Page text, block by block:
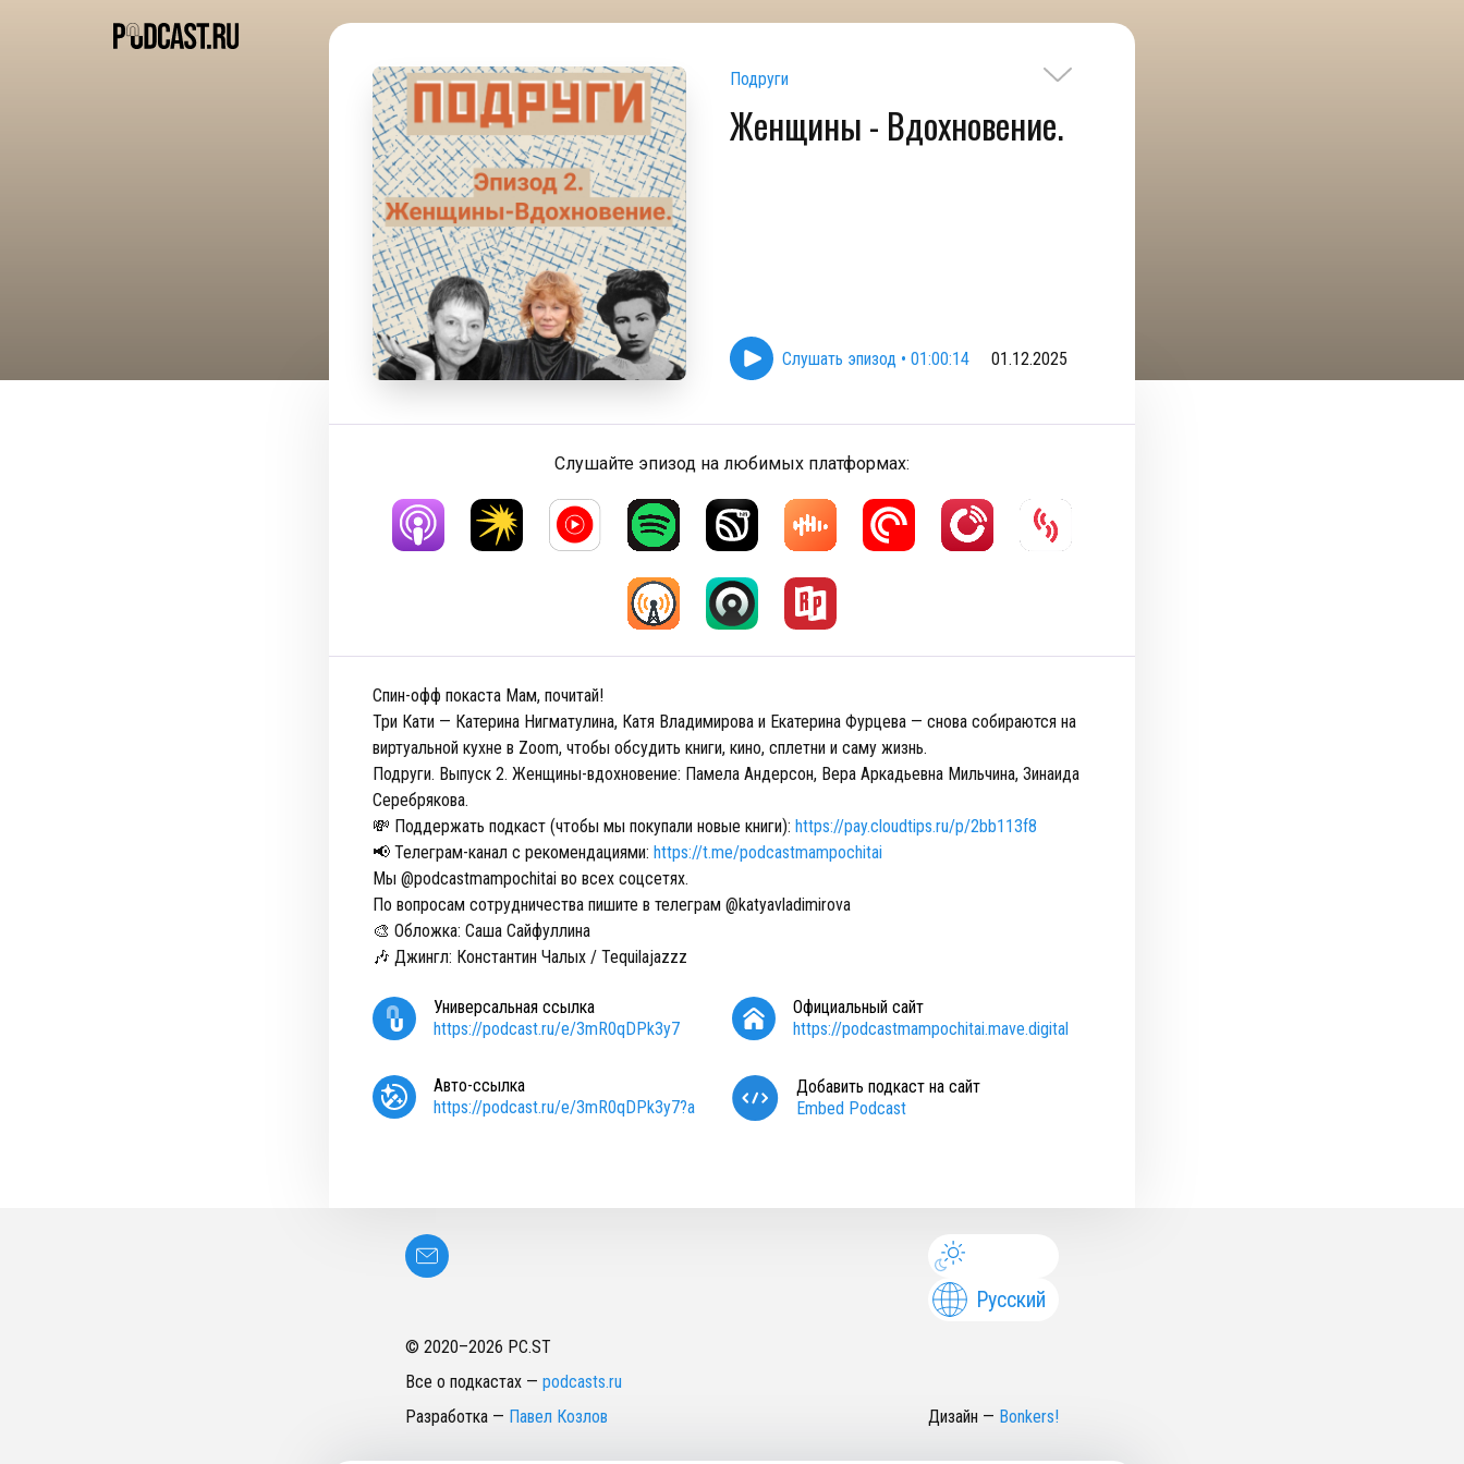
Подруги
Женщины - Вдохновение.
Слушать эпизод • 01:00:14 01.12.2025
Слушайте эпизод на любимых платформах:
Спин-офф покаста Мам, почитай!
Три Кати — Катерина Нигматулина, Катя Владимирова и Екатерина Фурцева — снова собираются на
виртуальной кухне в Zoom, чтобы обсудить книги, кино, сплетни и саму жизнь.
Подруги. Выпуск 2. Женщины-вдохновение: Памела Андерсон, Вера Аркадьевна Мильчина, Зинаида
Серебрякова.
💸 Поддержать подкаст (чтобы мы покупали новые книги): https://pay.cloudtips.ru/p/2bb113f8
📢 Телеграм-канал с рекомендациями: https://t.me/podcastmampochitai
Мы @podcastmampochitai во всех соцсетях.
По вопросам сотрудничества пишите в телеграм @katyavladimirova
🎨 Обложка: Саша Сайфуллина
🎶 Джингл: Константин Чалых / Tequilajazzz
Универсальная ссылка
https://podcast.ru/e/3mR0qDPk3y7
Официальный сайт
https://podcastmampochitai.mave.digital
Авто-ссылка
https://podcast.ru/e/3mR0qDPk3y7?a
Добавить подкаст на сайт
Embed Podcast
Русский
© 2020–2026 PC.ST
Все о подкастах — podcasts.ru
Разработка — Павел Козлов Дизайн — Bonkers!